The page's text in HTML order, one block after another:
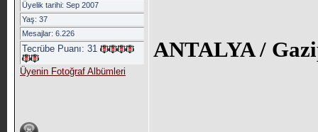
Üyelik tarihi: Sep 2007
Yaş: 37
Mesajlar: 6.226
Tecrübe Puanı: 31
Üyenin Fotoğraf Albümleri
ANTALYA /